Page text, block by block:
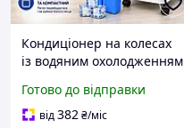
Кондиціонер на колесах
із водяним охолодженням
повітря Germatic
Портативний повітряний
Готово до відправки
від382₴/міс